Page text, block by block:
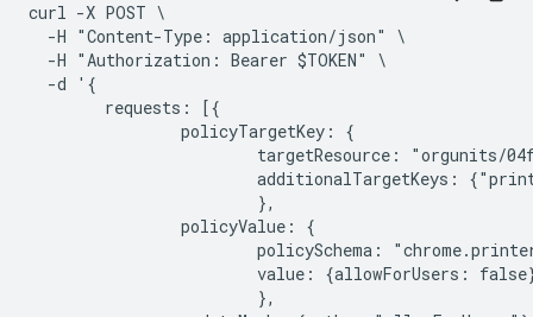
curl -X POST \
  -H "Content-Type: application/json" \
  -H "Authorization: Bearer $TOKEN" \
  -d '{
        requests: [{
                policyTargetKey: {
targetResource: "orgunits/
additionalTargetKeys:
                        },
                policyValue: {
policySchema:
value: {allowForUsers:
                        },